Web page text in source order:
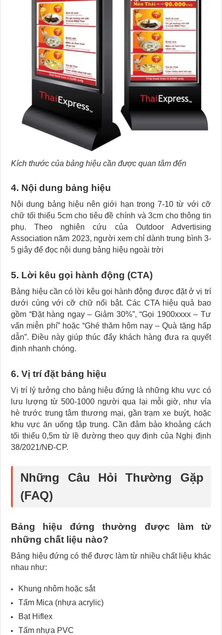
Kích thước của bảng hiệu cần được quan tâm đến
4. Nội dung bảng hiệu
Nội dung bảng hiệu nên giới hạn trong 7-10 từ với cỡ
chữ tối thiểu 5cm cho tiêu đề chính và 3cm cho thông tin
phụ. Theo nghiên cứu của Outdoor Advertising
Association năm 2023, người xem chỉ dành trung bình 3-
5 giây để đọc nội dung bảng hiệu ngoài trời
5. Lời kêu gọi hành động (CTA)
Bảng hiệu cần có lời kêu gọi hành động được đặt ở vị trí
dưới cùng với cỡ chữ nổi bật. Các CTA hiệu quả bao
gồm “Đặt hàng ngay – Giảm 30%”, “Gọi 1900xxxx – Tư
vấn miễn phí” hoặc “Ghé thăm hôm nay – Quà tặng hấp
dẫn”. Điều này giúp thúc đẩy khách hàng đưa ra quyết
định nhanh chóng.
6. Vị trí đặt bảng hiệu
Vị trí lý tưởng cho bảng hiệu đứng là những khu vực có
lưu lượng từ 500-1000 người qua lại mỗi giờ, như vỉa
hè trước trung tâm thương mại, gần trạm xe buýt, hoặc
khu vực ăn uống tập trung. Cần đảm bảo khoảng cách
tối thiểu 0,5m từ lề đường theo quy định của Nghị định
38/2021/NĐ-CP.
Những Câu Hỏi Thường Gặp
(FAQ)
Bảng hiệu đứng thường được làm từ
những chất liệu nào?
Bảng hiệu đứng có thể được làm từ nhiều chất liệu khác
nhau như:
Khung nhôm hoặc sắt
Tấm Mica (nhựa acrylic)
Bạt Hiflex
Tấm nhựa PVC